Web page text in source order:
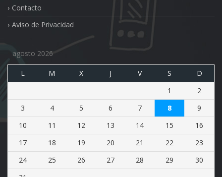
Contacto
Aviso de Privacidad
agosto 2026
L M X J V S
D
1
2
3
4 5 6 7 8
9
10
11 12 13 14 15
16
17
18 19 20 21 22
23
24
25 26 27 28 29
30